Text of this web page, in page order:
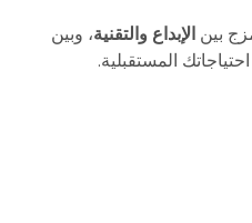
بين الإبداع والتقنية، وبين
المستقبلية.